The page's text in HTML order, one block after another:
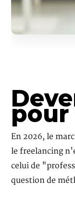
En 2026, le
le freelancing
celui de
question de